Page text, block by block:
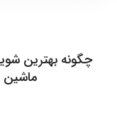
چگونه بهترین
ماشین